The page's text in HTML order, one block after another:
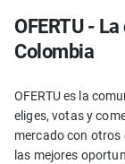
OFERTU -
Colombia
OFERTU es la
eliges, votas y
mercado con
las mejores